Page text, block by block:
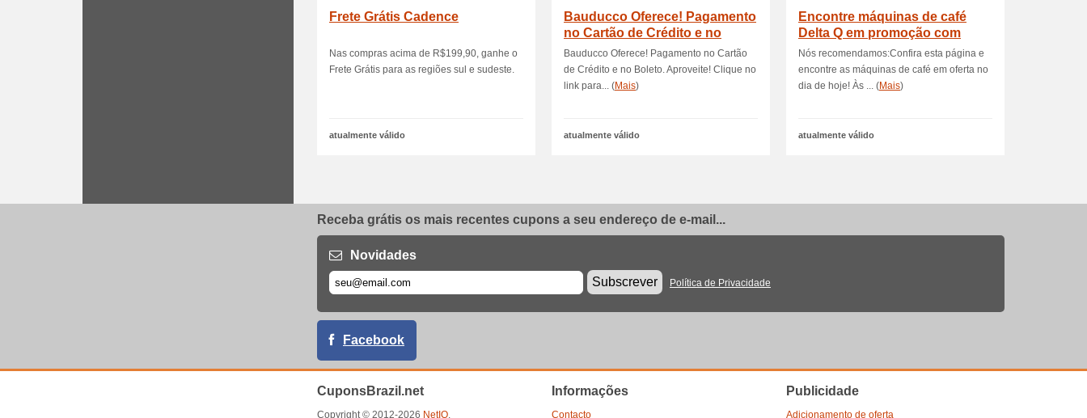
Frete Grátis Cadence
Nas compras acima de R$199,90, ganhe o
Frete Grátis para as regiões sul e sudeste.
atualmente válido
Bauducco Oferece! Pagamento
no Cartão de Crédito e no
Boleto
Bauducco Oferece! Pagamento no Cartão
de Crédito e no Boleto. Aproveite! Clique no
link para... (Mais)
atualmente válido
Encontre máquinas de café
Delta Q em promoção com
descontos
Nós recomendamos:Confira esta página e
encontre as máquinas de café em oferta no
dia de hoje! Às ... (Mais)
atualmente válido
Receba grátis os mais recentes cupons a seu endereço de e-mail...
Novidades
Subscrever
Política de Privacidade
Facebook
CuponsBrazil.net
Copyright © 2012-2026 NetIQ.
Informações
Contacto
Publicidade
Adicionamento de oferta